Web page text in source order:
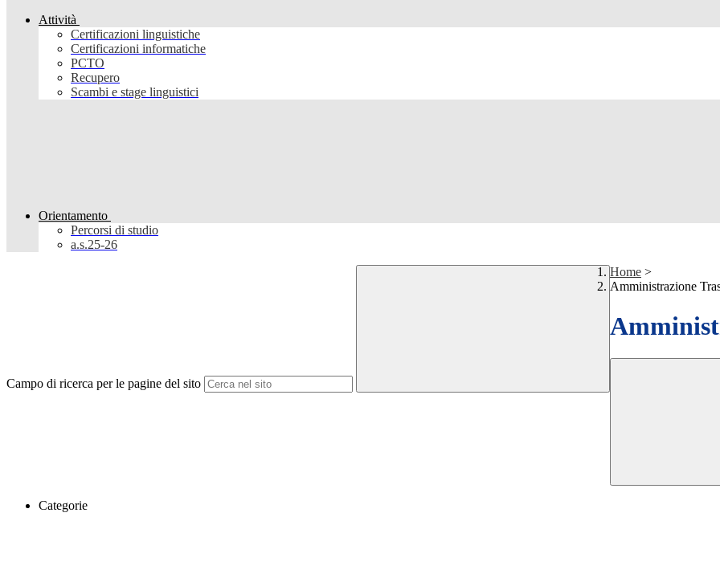
Attività
Certificazioni linguistiche
Certificazioni informatiche
PCTO
Recupero
Scambi e stage linguistici
Orientamento
Percorsi di studio
a.s.25-26
Campo di ricerca per le pagine del sito
Home >
Amministrazione
Categorie